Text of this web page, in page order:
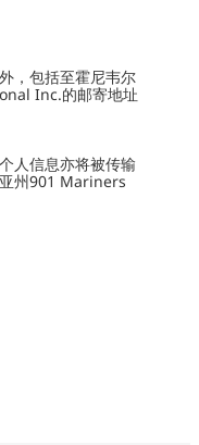
，包括至霍尼韦尔
Inc.的邮寄地址
人信息亦将被传输
州901 Mariners